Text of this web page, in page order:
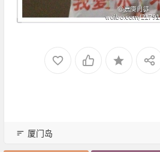
厦门岛